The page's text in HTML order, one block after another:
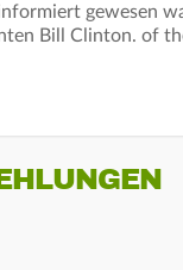
gewesen
Bill Clinton. of